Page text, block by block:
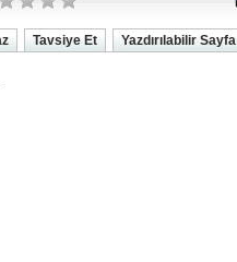
Tavsiye Et Yazdırılabilir Sayfa